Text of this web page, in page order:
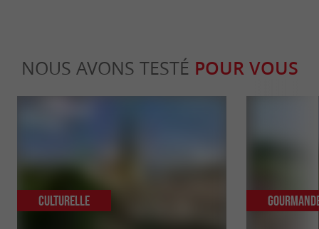
NOUS AVONS TESTÉ POUR VOUS
Culturelle